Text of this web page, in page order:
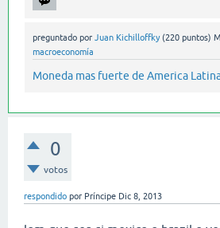
preguntado por Juan Kichilloffky (220 puntos)
macroeconomía
Moneda mas fuerte de America
0
votos
respondido por Príncipe Dic 8, 2013